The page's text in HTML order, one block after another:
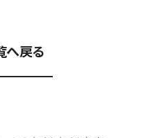
へ戻る